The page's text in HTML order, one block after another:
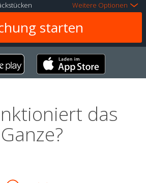
Weitere Optionen
das
Ganze?